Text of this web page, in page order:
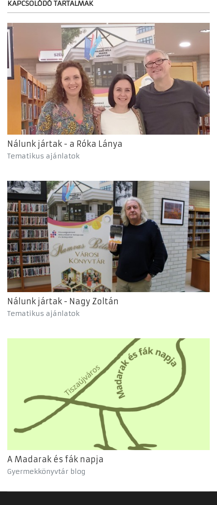
KAPCSOLÓDÓ TARTALMAK
Nálunk jártak - a Róka Lánya
Tematikus ajánlatok
Nálunk jártak - Nagy Zoltán
Tematikus ajánlatok
A Madarak és fák napja
Gyermekkönyvtár blog